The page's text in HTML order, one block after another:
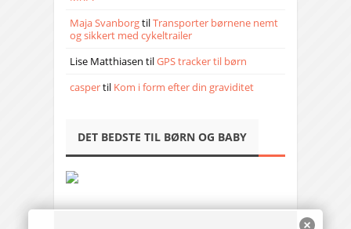
Maja SvanborgtilTransporter børnene nemt
og sikkert med cykeltrailer
Lise Matthiasen tilGPS tracker til børn
caspertil Kom i form efter din graviditet
DET BEDSTE TIL BØRN OG BABY